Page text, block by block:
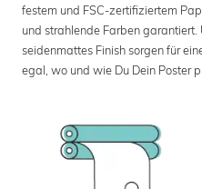
festem und FSC-zertifiziertem
und strahlende Farben
seidenmattes Finish sorgen für
egal, wo und wie Du Dein Poster